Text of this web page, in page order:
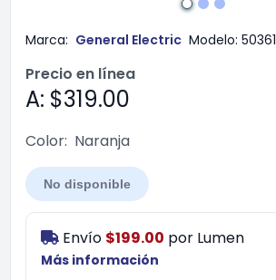
Marca: General Electric Modelo: 50361
Precio en línea
A: $319.00
Color: Naranja
No disponible
Envío $199.00 por Lumen
Más información